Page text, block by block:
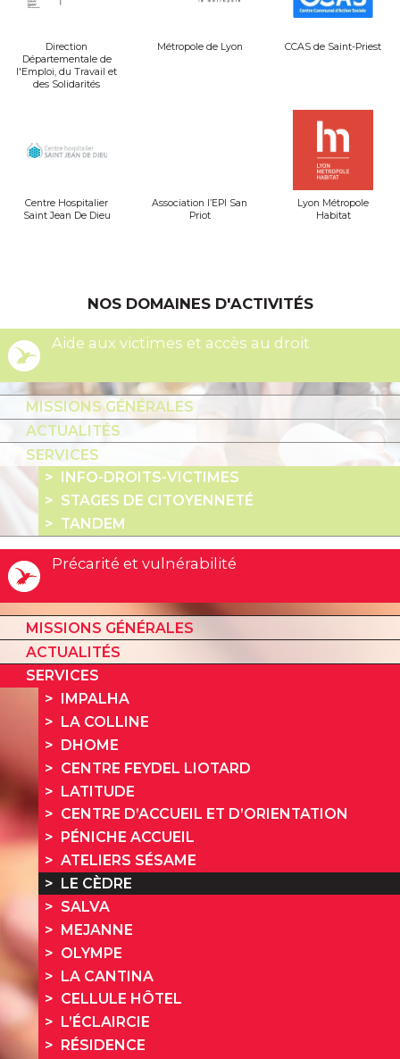
NOS DOMAINES D'ACTIVITÉS
Aide aux victimes et accès au droit
MISSIONS GÉNÉRALES
ACTUALITÉS
SERVICES
INFO-DROITS-VICTIMES
STAGES DE CITOYENNETÉ
TANDEM
Précarité et vulnérabilité
MISSIONS GÉNÉRALES
ACTUALITÉS
SERVICES
IMPALHA
LA COLLINE
DHOME
CENTRE FEYDEL LIOTARD
LATITUDE
CENTRE D’ACCUEIL ET D’ORIENTATION
PÉNICHE ACCUEIL
ATELIERS SÉSAME
LE CÈDRE
SALVA
MEJANNE
OLYMPE
LA CANTINA
CELLULE HÔTEL
L’ÉCLAIRCIE
RÉSIDENCE
Direction
Départementale de
l'Emploi, du Travail et
des Solidarités
Métropole de Lyon CCAS de Saint-Priest
Centre Hospitalier
Saint Jean De Dieu
Association l’EPI San
Priot
Lyon Métropole
Habitat